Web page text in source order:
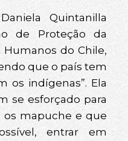
Quintanilla
de Proteção da
Humanos do Chile,
que o país tem
os indígenas”. Ela
se esforçado para
mapuche e que
entrar em